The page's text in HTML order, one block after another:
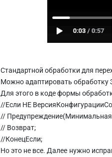
Стандартной обработки для
Можно адаптировать обработку
Для этого в коде формы
//Если НЕ
//
// Возврат;
//КонецЕсли;
Но это не все. Далее нужно